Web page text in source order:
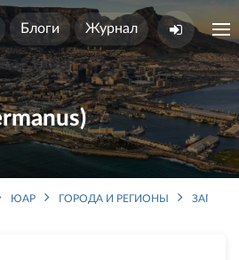
Блоги Журнал
ЮАР ГОРОДА И РЕГИОНЫ